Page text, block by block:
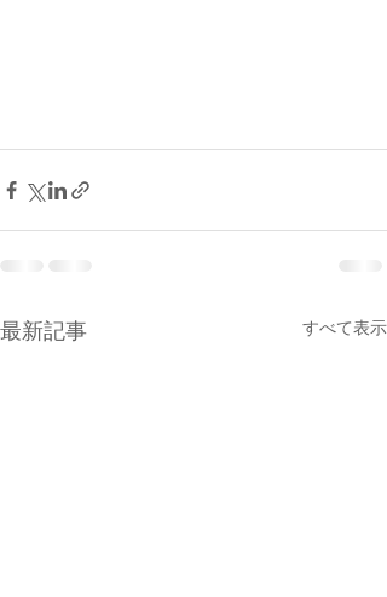
最新記事 すべて表示